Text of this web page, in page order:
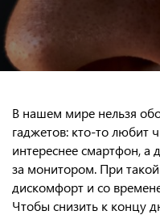
В нашем мире нельзя
гаджетов: кто-то любит
интереснее смартфон,
за монитором. При
дискомфорт и со
Чтобы снизить к концу